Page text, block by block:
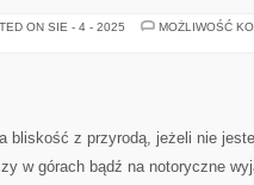
ON SIE - 4 - 2025
MOŻLIWOŚĆ
bliskość z przyrodą, jeżeli nie
w górach bądź na notoryczne